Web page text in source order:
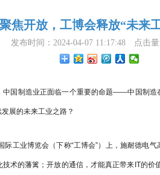
聚焦开放，工博会释放“未来
发布时间：2024-04-07 11:17:48 点击量
中国制造业正面临一个重要的命题——中国制造
展的未来工业之路？
工业博览会（下称“工博会”）上，施耐德电
术的藩篱；开放的通信，才能真正带来IT的